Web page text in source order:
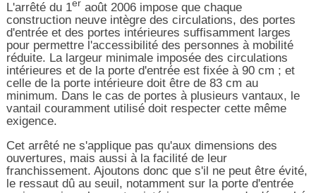
L'arrêté du 1er août 2006 impose que chaque
construction neuve intègre des circulations, des portes
d'entrée et des portes intérieures suffisamment larges
pour permettre l'accessibilité des personnes à mobilité
réduite. La largeur minimale imposée des circulations
intérieures et de la porte d'entrée est fixée à 90 cm ; et
celle de la porte intérieure doit être de 83 cm au
minimum. Dans le cas de portes à plusieurs vantaux, le
vantail couramment utilisé doit respecter cette même
exigence.
Cet arrêté ne s'applique pas qu'aux dimensions des
ouvertures, mais aussi à la facilité de leur
franchissement. Ajoutons donc que s'il ne peut être évité,
le ressaut dû au seuil, notamment sur la porte d'entrée